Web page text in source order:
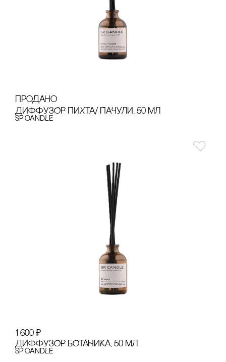
продано
ДИФФУЗОР ПИХТА/ ПАЧУЛИ, 50 МЛ
SP CANDLE
1 600 ₽
ДИФФУЗОР БОТАНИКА, 50 МЛ
SP CANDLE